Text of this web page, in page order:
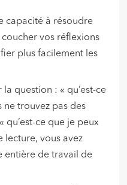
capacité à résoudre
vos réflexions
plus facilement les
question : « qu’est-ce
ne trouvez pas des
qu’est-ce que je peux
lecture, vous avez
entière de travail de